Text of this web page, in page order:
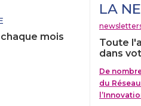
mois
LA
Toute
dans
De
du